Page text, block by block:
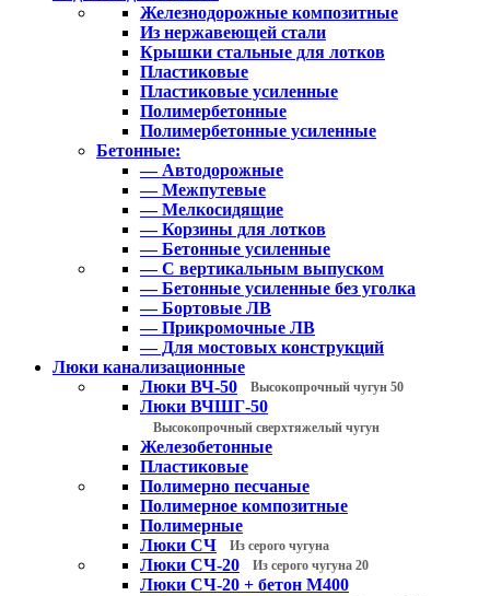
Железнодорожные композитные
Из нержавеющей стали
Крышки стальные для лотков
Пластиковые
Пластиковые усиленные
Полимербетонные
Полимербетонные усиленные
Бетонные:
— Автодорожные
— Межпутевые
— Мелкосидящие
— Корзины для лотков
— Бетонные усиленные
— С вертикальным выпуском
— Бетонные усиленные без уголка
— Бортовые ЛВ
— Прикромочные ЛВ
— Для мостовых конструкций
Люки канализационные
Люки ВЧ-50
Высокопрочный чугун 50
Люки ВЧШГ-50
Высокопрочный сверхтяжелый чугун
Железобетонные
Пластиковые
Полимерно песчаные
Полимерное композитные
Полимерные
Люки СЧ
Из серого чугуна
Люки СЧ-20 Из серого чугуна 20
Люки СЧ-20 + бетон М400